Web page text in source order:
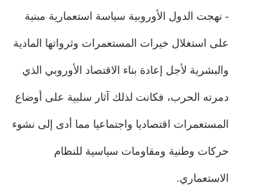
- نهجت الدول الأوروبية سياسة استعمارية مبنية
على استغلال خيرات المستعمرات وثرواتها المادية
والبشرية لأجل إعادة بناء الاقتصاد الأوروبي الذي
دمرته الحرب، فكانت لذلك آثار سلبية على أوضاع
المستعمرات اقتصاديا واجتماعيا مما أدى إلى نشوء
حركات وطنية ومقاومات سياسية للنظام
الاستعماري.